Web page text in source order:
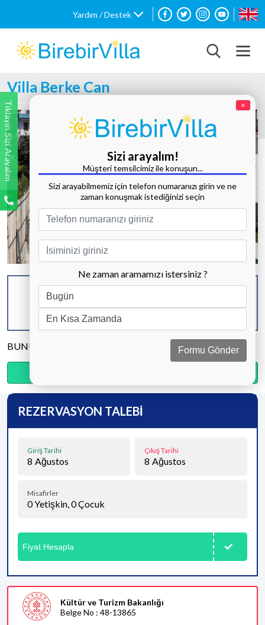
Yardım / Destek
Villa Berke Can
Tüm Fotoğrafları Göster
KAPASİTE
9 KİŞİ
BANYO & WC
5 ADET
YATAK ODASI
BUNU PAYLAŞ
REZERVASYON TALEBİ
Giriş Tarihi
8 Ağustos
Çıkış Tarihi
8 Ağustos
Misafirler
0Yetişkin,0Çocuk
Fiyat Hesapla
Kültür ve Turizm Bakanlığı
Belge No : 48-13865
Tıklayın Sizi Arayalım ×
Sizi arayalım!
Müşteri temsilcimiz ile konuşun...
Sizi arayabilmemiz için telefon numaranızı girin ve ne
zaman konuşmak istediğinizi seçin
Ne zaman aramamızı istersiniz ?
Formu Gönder